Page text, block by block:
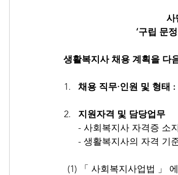
사
‘구립 문
생활복지사 채용 계획을 다
채용 직무·인원 및 형태
지원자격 및 담당업무
- 사회복지사 자격증 소
- 생활복지사의 자격 기
(1) 「 사회복지사업법